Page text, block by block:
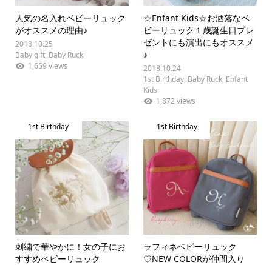
人気の名入れベビーリュック
がオススメの理由♪
2018.10.25
Baby gift, Baby Ruck
1,659 views
☆Enfant Kids☆お洒落なベ
ビーリュック１歳誕生日プレ
ゼントにも演出にもオススメ
♪
2018.10.24
1st Birthday, Baby Ruck, Enfant
Kids
1,872 views
1st Birthday
刺繍で華やかに！女の子にお
すすめベビーリュック
1st Birthday
ラフィネベビーリュック
♡NEW COLORが仲間入り